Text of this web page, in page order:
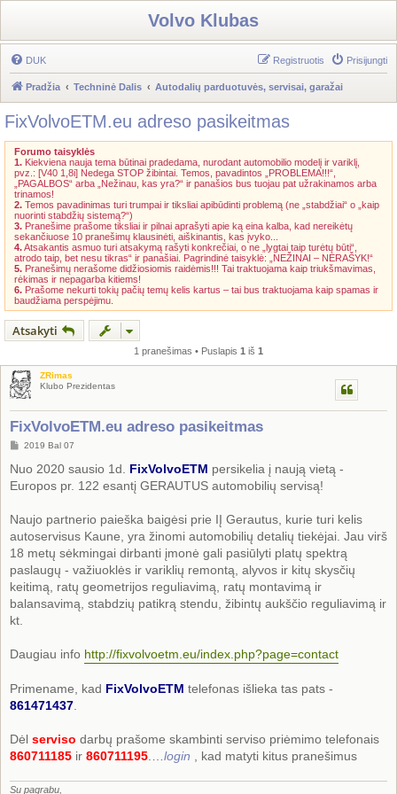
Volvo Klubas
DUK Prisijungti
Registruotis
Pradžia Techninė Dalis Autodalių parduotuvės, servisai, garažai
FixVolvoETM.eu adreso pasikeitmas
Forumo taisyklės
1. Kiekviena nauja tema būtinai pradedama, nurodant automobilio modelį ir variklį,
pvz.: [V40 1,8i] Nedega STOP žibintai. Temos, pavadintos „PROBLEMA!!!“,
„PAGALBOS“ arba „Nežinau, kas yra?“ ir panašios bus tuojau pat užrakinamos arba
trinamos!
2. Temos pavadinimas turi trumpai ir tiksliai apibūdinti problemą (ne „stabdžiai“ o „kaip
nuorinti stabdžių sistemą?“)
3. Pranešime prašome tiksliai ir pilnai aprašyti apie ką eina kalba, kad nereikėtų
sekančiuose 10 pranešimų klausinėti, aiškinantis, kas įvyko...
4.Atsakantis asmuo turi atsakymą rašyti konkrečiai, o ne „lygtai taip turėtų būti“,
atrodo taip, bet nesu tikras“ ir panašiai. Pagrindinė taisyklė: „NEŽINAI – NERAŠYK!“
5. Pranešimų nerašome didžiosiomis raidėmis!!! Tai traktuojama kaip triukšmavimas,
rėkimas ir nepagarba kitiems!
6. Prašome nekurti tokių pačių temų kelis kartus – tai bus traktuojama kaip spamas ir
baudžiama perspėjimu.
Atsakyti
1 pranešimas • Puslapis 1 iš 1
ZRimas
Klubo Prezidentas
FixVolvoETM.eu adreso pasikeitmas
S
a
n
d
t
n
ė
2019 Bal 07
Nuo 2020 sausio 1d. FixVolvoETM persikelia į naują vietą -
Europos pr. 122 esantį GERAUTUS automobilių servisą!
Naujo partnerio paieška baigėsi prie IĮ Gerautus, kurie turi kelis
autoservisus Kaune, yra žinomi automobilių detalių tiekėjai. Jau virš
18 metų sėkmingai dirbanti įmonė gali pasiūlyti platų spektrą
paslaugų - važiuoklės ir variklių remontą, alyvos ir kitų skysčių
keitimą, ratų geometrijos reguliavimą, ratų montavimą ir
balansavimą, stabdzių patikrą stendu, žibintų aukščio reguliavimą ir
kt.
Daugiau info http://fixvolvoetm.eu/index.php?page=contact
Primename, kad FixVolvoETM telefonas išlieka tas pats -
861471437
Dėl serviso darbų prašome skambinti serviso priėmimo telefonais
860711185 ir 860711195 login , kad matyti kitus pranešimus
Su pagrabu,